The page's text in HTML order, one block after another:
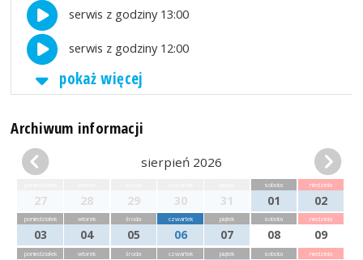
serwis z godziny 13:00
serwis z godziny 12:00
pokaż więcej
Archiwum informacji
sierpień 2026
27 28 29 30 31
sobota
01
niedziela
02
poniedziałek
03
wtorek
04
środa
05
czwartek
06
piątek
07
sobota
08
niedziela
09
poniedziałek wtorek środa czwartek piątek sobota niedziela